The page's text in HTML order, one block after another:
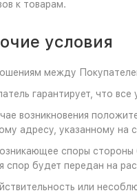
к товарам.
условия
между
гарантирует, что
возникновения
адресу, указанному на
споры
спор будет передан на
или